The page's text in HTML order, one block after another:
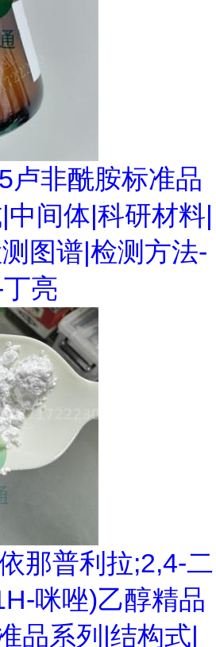
卢非酰胺标准品
中间体|科研材料|
图谱|检测方法-
亮
那普利拉;2,4-二
咪唑)乙醇精品
品系列|结构式|